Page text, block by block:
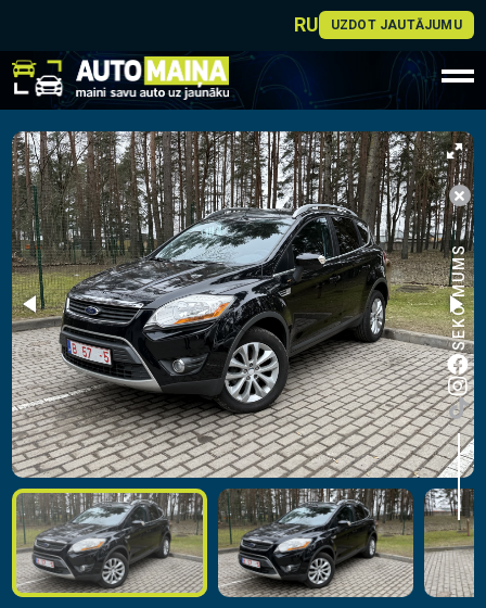
RU UZDOT JAUTĀJUMU
SEKO MUMS